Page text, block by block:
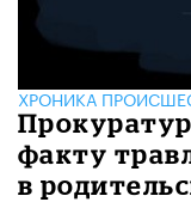
ХРОНИКА
факту
в